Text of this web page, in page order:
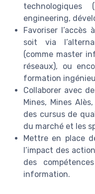
technologiques
engineering,
Favoriser
soit via
(comme master
réseaux), ou
formation
Collaborer avec
Mines, Mines
des cursus de
du marché et les
Mettre en place
l’impact des
des
information.